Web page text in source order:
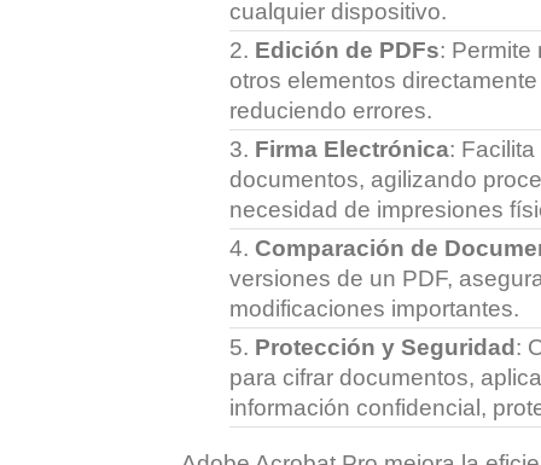
cualquier dispositivo.
Edición de PDFs: Permite
otros elementos
reduciendo errores.
Firma Electrónica:
documentos, agilizando
necesidad de impresiones
Comparación de
versiones de un PDF,
modificaciones importantes.
Protección y Seguridad :
para cifrar documentos,
información confidencial,